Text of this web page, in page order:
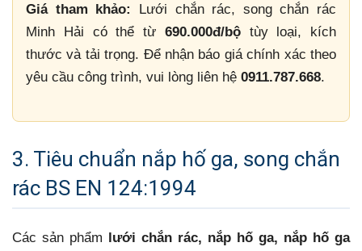
Giá tham khảo:
Lưới chắn rác, song chắn rác
Minh Hải có thể từ 690.000đ/bộtùy loại, kích
thước và tải trọng. Để nhận báo giá chính xác theo
yêu cầu công trình, vui lòng liên hệ 0911.787.668.
3. Tiêu chuẩn nắp hố ga, song chắn
rác BS EN 124:1994
Các sản phẩm lưới chắn rác, nắp hố ga, nắp hố ga